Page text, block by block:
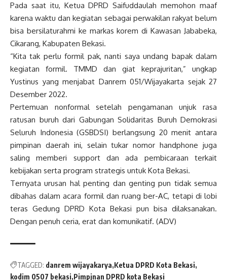
Pada saat itu, Ketua DPRD Saifuddaulah memohon maaf
karena waktu dan kegiatan sebagai perwakilan rakyat belum
bisa bersilaturahmi ke markas korem di Kawasan Jababeka,
Cikarang, Kabupaten Bekasi.
“Kita tak perlu formil pak, nanti saya undang bapak dalam
kegiatan formil. TMMD dan giat keprajuritan,” ungkap
Yustinus yang menjabat Danrem 051/Wijayakarta sejak 27
Desember 2022.
Pertemuan nonformal setelah pengamanan unjuk rasa
ratusan buruh dari Gabungan Solidaritas Buruh Demokrasi
Seluruh Indonesia (GSBDSI) berlangsung 20 menit antara
pimpinan daerah ini, selain tukar nomor handphone juga
saling memberi support dan ada pembicaraan terkait
kebijakan serta program strategis untuk Kota Bekasi.
Ternyata urusan hal penting dan genting pun tidak semua
dibahas dalam acara formil dan ruang ber-AC, tetapi di lobi
teras Gedung DPRD Kota Bekasi pun bisa dilaksanakan.
Dengan penuh ceria, erat dan komunikatif. (ADV)
TAGGED: danrem wijayakarya Ketua DPRD Kota Bekasi
kodim 0507 bekasi Pimpjnan DPRD kota Bekasi